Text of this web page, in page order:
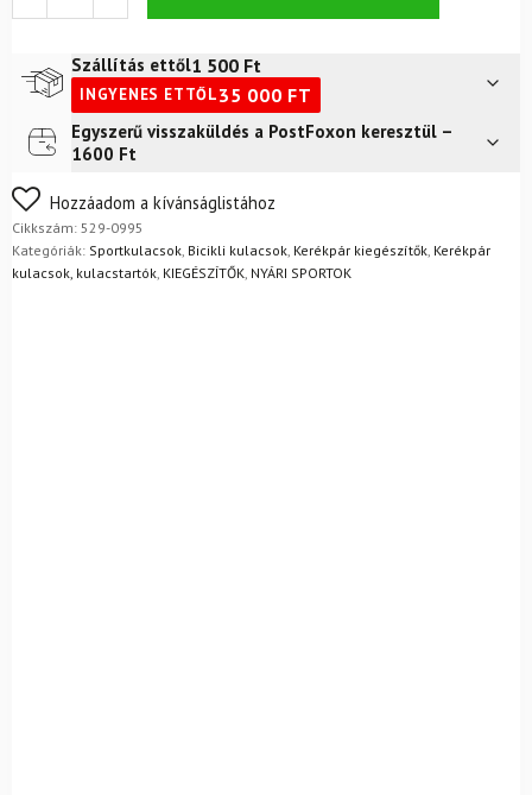
rozsdamentes
0,6
literes
palack
acél
Szállítás ettől1 500 Ft
INGYENES ETTŐL35 000 FT
Futár a címre2 400
FoxPost
Egyszerű visszaküldés a PostFoxon keresztül –
1600 Ft
Nem biztos a választásában? Semmi gond – a terméket
egyszerűen visszaküldheti 14 napon belül, indoklás nélkül.
Mik a visszaküldés feltételei?
Hozzáadom a kívánságlistához
Cikkszám: 529-0995
Kategóriák: Sportkulacsok Bicikli kulacsok Kerékpár kiegészítők Kerékpár
kulacsok, kulacstartók KIEGÉSZÍTŐK NYÁRI SPORTOK